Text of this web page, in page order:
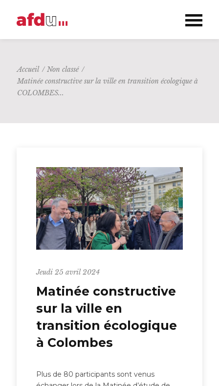
Accueil / Non classé /
Matinée constructive sur la ville en transition écologique à
COLOMBES...
Jeudi 25 avril 2024
Matinée constructive
sur la ville en
transition écologique
à Colombes
Plus de 80 participants sont venus